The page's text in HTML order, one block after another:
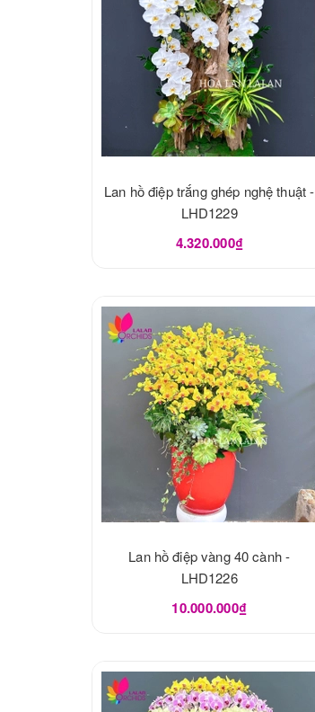
Lan hồ điệp trắng ghép nghệ thuật -
LHD1229
4.320.000₫
Lan hồ điệp vàng 40 cành -
LHD1226
10.000.000₫